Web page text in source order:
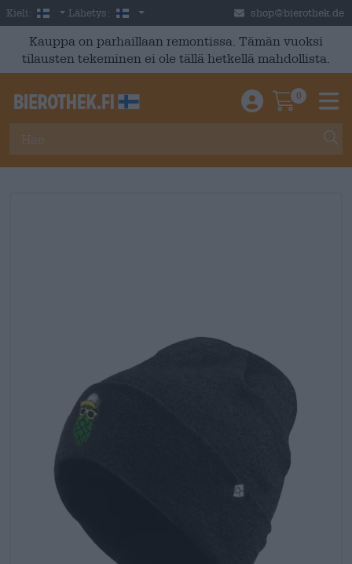
Skip to main content
Kieli: Finnish
Lähetys: Suomi shop@bierothek.de
Kauppa on parhaillaan remontissa. Tämän vuoksi
tilausten tekeminen ei ole tällä hetkellä mahdollista.
Einloggen /
0